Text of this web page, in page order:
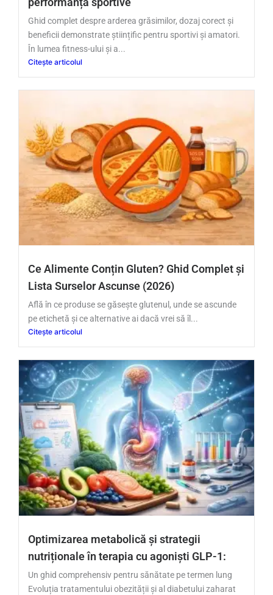
Ghid complet despre arderea grăsimilor, dozaj corect și
beneficii demonstrate științific pentru sportivi și amatori.
În lumea fitness-ului și a...
Citește articolul
Ce Alimente Conțin Gluten? Ghid Complet și
Lista Surselor Ascunse (2026)
Află în ce produse se găsește glutenul, unde se ascunde
pe etichetă și ce alternative ai dacă vrei să îl...
Citește articolul
Optimizarea metabolică și strategii
nutriționale în terapia cu agoniști GLP-1:
Un ghid comprehensiv pentru sănătate pe termen lung
Evoluția tratamentului obezității și al diabetului zaharat